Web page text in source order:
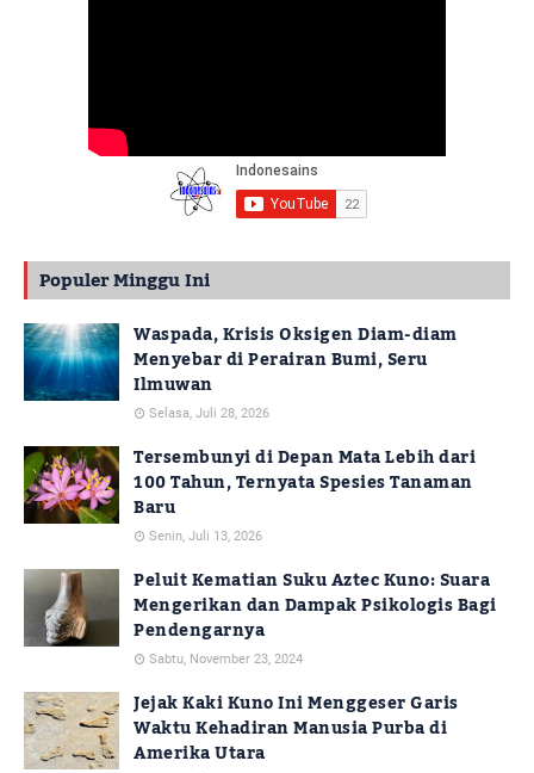
Populer Minggu Ini
Waspada, Krisis Oksigen Diam-diam
Menyebar di Perairan Bumi, Seru
Ilmuwan
Selasa, Juli 28, 2026
Tersembunyi di Depan Mata Lebih dari
100 Tahun, Ternyata Spesies Tanaman
Baru
Senin, Juli 13, 2026
Peluit Kematian Suku Aztec Kuno: Suara
Mengerikan dan Dampak Psikologis Bagi
Pendengarnya
Sabtu, November 23, 2024
Jejak Kaki Kuno Ini Menggeser Garis
Waktu Kehadiran Manusia Purba di
Amerika Utara